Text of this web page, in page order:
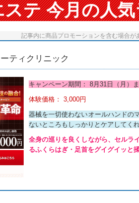
ステ 今月の人
記事内に商品プロモーションを含む場合が
ティクリニック
キャンペーン期間： 8月31日（月）
体験価格： 3,000円
器械を一切使わないオールハンドの
ないところもしっかりとケアしてくれ
全身の巡りを良くしながら、セルラ
るふくらはぎ・足首をグイグイッと